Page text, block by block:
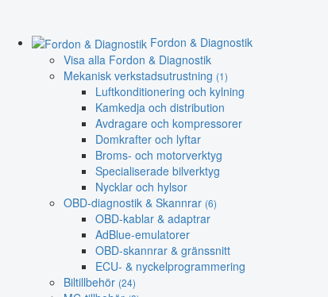
Fordon & Diagnostik
Visa alla Fordon & Diagnostik
Mekanisk verkstadsutrustning (1)
Luftkonditionering och kylning
Kamkedja och distribution
Avdragare och kompressorer
Domkrafter och lyftar
Broms- och motorverktyg
Specialiserade bilverktyg
Nycklar och hylsor
OBD-diagnostik & Skannrar (6)
OBD-kablar & adaptrar
AdBlue-emulatorer
OBD-skannrar & gränssnitt
ECU- & nyckelprogrammering
Biltillbehör (24)